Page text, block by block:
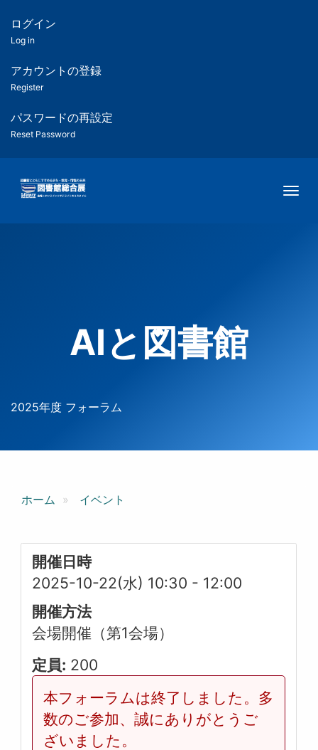
ツ
匿
名
ユ
ー
ー
用
メ
ログイン
Log in
アカウントの登録
Register
パスワードの再設定
Reset Password
AIと図書館
2025年度 フォーラム
ホーム イベント
開催日時
2025-10-22(水) 10:30 - 12:00
開催方法
会場開催（第1会場）
定員: 200
本フォーラムは終了しました。多
数のご参加、誠にありがとうご
ざいました。